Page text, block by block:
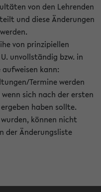
von den Lehrenden
und diese Änderungen
von prinzipiellen
unvollständig bzw. in
kann:
Termine werden
sich nach der ersten
haben sollte.
können nicht
der Änderungsliste